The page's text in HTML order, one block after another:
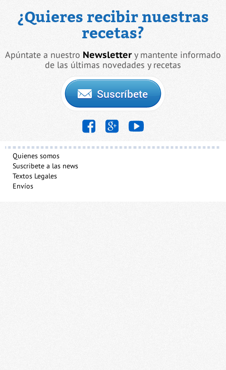
¿Quieres recibir nuestras
recetas?
Apúntate a nuestro Newslettery mantente informado
de las últimas novedades y recetas
Quienes somos
Suscribete a las news
Textos Legales
Envíos